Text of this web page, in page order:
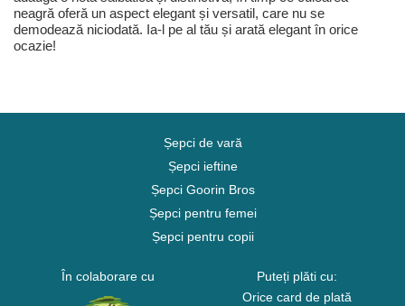
neagră oferă un aspect elegant și versatil, care nu se
demodează niciodată. Ia-l pe al tău și arată elegant în orice
ocazie!
Șepci de vară
Șepci ieftine
Șepci Goorin Bros
Șepci pentru femei
Șepci pentru copii
În colaborare cu
Puteți plăti cu:
Orice card de plată